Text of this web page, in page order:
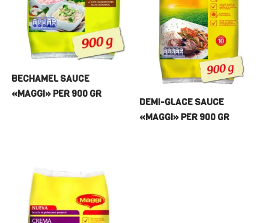
BECHAMEL SAUCE
«MAGGI» PER 900 GR
DEMI-GLACE SAUCE
«MAGGI» PER 900 GR